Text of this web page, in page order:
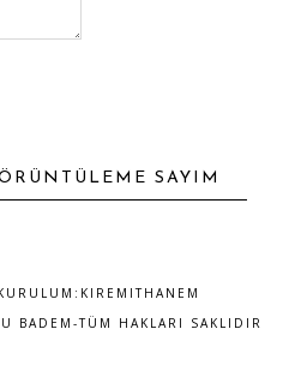
SAYIM
KIREMITHANEM
BADEM-TÜM HAKLARI SAKLIDIR